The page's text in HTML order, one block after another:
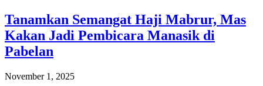
Tanamkan Semangat Haji Mabrur, Mas
Kakan Jadi Pembicara Manasik di
Pabelan
November 1, 2025